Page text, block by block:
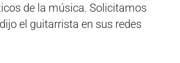
de la música. Solicitamos
el guitarrista en sus redes